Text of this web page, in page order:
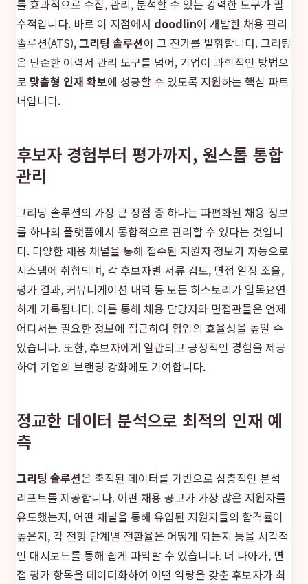
를 효과적으로 수집, 관리, 분석할 수 있는 강력한 도구가 필
수적입니다. 바로 이 지점에서 doodlin이 개발한 채용 관리
솔루션(ATS),그리팅 솔루션이 그 진가를 발휘합니다. 그리팅
은 단순한 이력서 관리 도구를 넘어, 기업이 과학적인 방법으
로 맞춤형 인재 확보에 성공할 수 있도록 지원하는 핵심 파트
너입니다.
후보자 경험부터 평가까지, 원스톱 통합
관리
그리팅 솔루션의 가장 큰 장점 중 하나는 파편화된 채용 정보
를 하나의 플랫폼에서 통합적으로 관리할 수 있다는 것입니
다. 다양한 채용 채널을 통해 접수된 지원자 정보가 자동으로
시스템에 취합되며, 각 후보자별 서류 검토, 면접 일정 조율,
평가 결과, 커뮤니케이션 내역 등 모든 히스토리가 일목요연
하게 기록됩니다. 이를 통해 채용 담당자와 면접관들은 언제
어디서든 필요한 정보에 접근하여 협업의 효율성을 높일 수
있습니다. 또한, 후보자에게 일관되고 긍정적인 경험을 제공
하여 기업의 브랜딩 강화에도 기여합니다.
정교한 데이터 분석으로 최적의 인재 예
측
그리팅 솔루션은 축적된 데이터를 기반으로 심층적인 분석
리포트를 제공합니다. 어떤 채용 공고가 가장 많은 지원자를
유도했는지, 어떤 채널을 통해 유입된 지원자들의 합격률이
높은지, 각 전형 단계별 전환율은 어떻게 되는지 등을 시각적
인 대시보드를 통해 쉽게 파악할 수 있습니다. 더 나아가, 면
접 평가 항목을 데이터화하여 어떤 역량을 갖춘 후보자가 최